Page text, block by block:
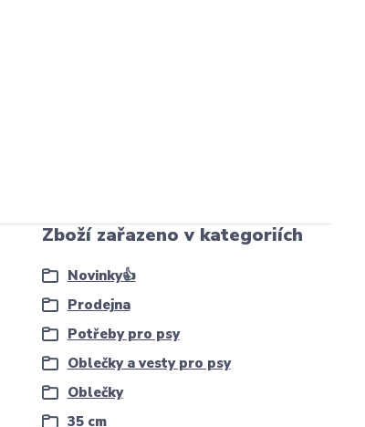
Zboží zařazeno v kategoriích
Novinky👍
Prodejna
Potřeby pro psy
Oblečky a vesty pro psy
Oblečky
35 cm